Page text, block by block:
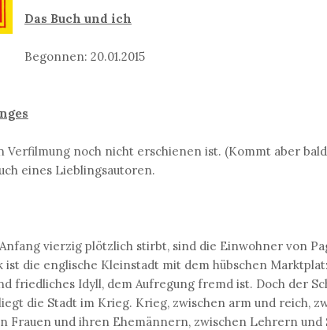
Das Buch und ich
Begonnen: 20.01.2015
Verfilmung noch nicht erschienen ist. (Kommt aber
eines Lieblingsautoren.
vierzig plötzlich stirbt, sind die Einwohner von
ist die englische Kleinstadt mit dem hübschen
friedliches Idyll, dem Aufregung fremd ist. Doch der
die Stadt im Krieg. Krieg, zwischen arm und reich,
Frauen und ihren Ehemännern, zwischen Lehrern und